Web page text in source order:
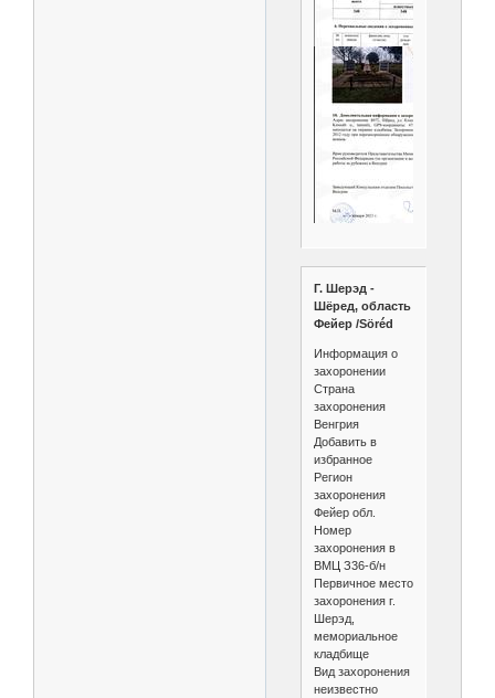
Г. Шерэд -
Шёред, область
Фейер /Söréd
Информация о
захоронении
Страна
захоронения
Венгрия
Добавить в
избранное
Регион
захоронения
Фейер обл.
Номер
захоронения в
ВМЦ З36-б/н
Первичное место
захоронения г.
Шерэд,
мемориальное
кладбище
Вид захоронения
неизвестно